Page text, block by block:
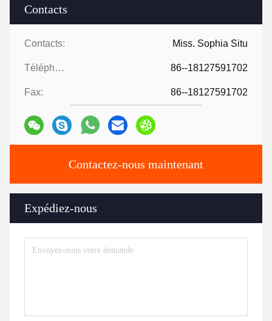
Contacts
Contacts: Miss. Sophia Situ
Téléphone: 86--18127591702
Fax: 86--18127591702
Contactez-nous maintenant
Expédiez-nous